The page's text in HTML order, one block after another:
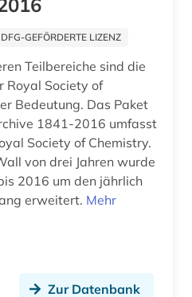
asienwissenschaften (4)GEFÖRDERTE LIZENZ
Teilbereiche sind die
Royal Society of
Das Paket
1841-2016 umfasst
Society of Chemistry.
von drei Jahren wurde
2016 um den jährlich
erweitert. Mehr
Zur Datenbank